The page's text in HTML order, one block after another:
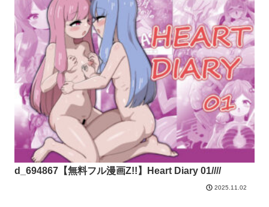
d_694867【無料フル漫画Z!!】Heart Diary 01////
2025.11.02